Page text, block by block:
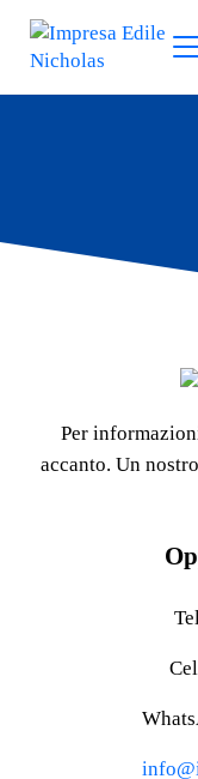
Passa al contenuto
Skip to header right
Skip to site footer
Impresa Edile
Per
accanto. Un